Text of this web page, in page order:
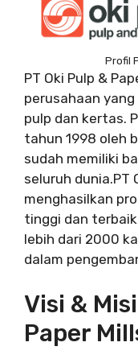
Profil
PT Oki Pulp &
perusahaan
pulp dan kertas.
tahun 1998 oleh
sudah memiliki
seluruh dunia.PT
menghasilkan
tinggi dan
lebih dari 2000
dalam
Visi &
Paper